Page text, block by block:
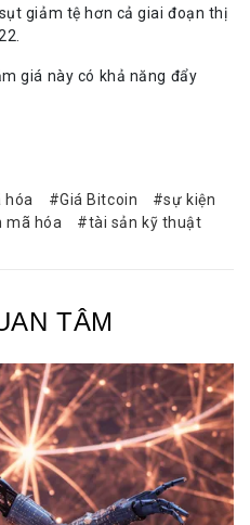
giảm tệ hơn cả giai đoạn thị
giá này có khả năng đẩy
hóa Giá Bitcoin
sự kiện
mã hóa
tài sản kỹ thuật
TÂM